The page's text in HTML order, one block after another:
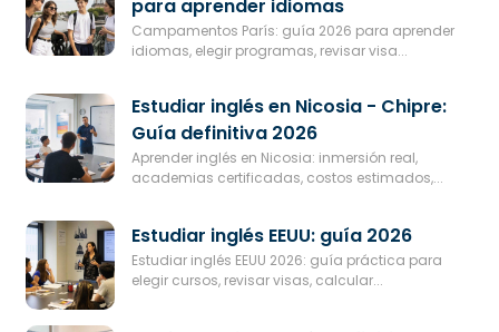
para aprender idiomas
Campamentos París: guía 2026 para aprender
idiomas, elegir programas, revisar visa...
Estudiar inglés en Nicosia - Chipre:
Guía definitiva 2026
Aprender inglés en Nicosia: inmersión real,
academias certificadas, costos estimados,...
Estudiar inglés EEUU: guía 2026
Estudiar inglés EEUU 2026: guía práctica para
elegir cursos, revisar visas, calcular...